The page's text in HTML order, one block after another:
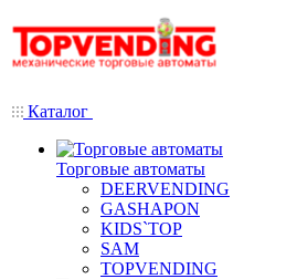
Каталог
Торговые автоматы
DEERVENDING
GASHAPON
KIDS`TOP
SAM
TOPVENDING